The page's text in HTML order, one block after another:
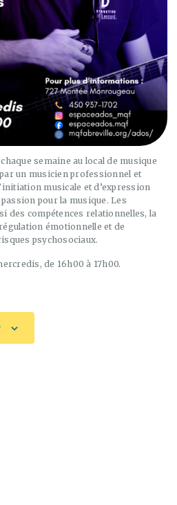
semaine au local de musique
un musicien professionnel et
musicale et d’expression
pour la musique. Les
des compétences relationnelles, la
émotionnelle et de
psychosociaux.
de 16h00 à 17h00.